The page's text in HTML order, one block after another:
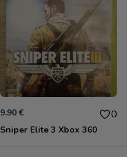
9.90 € 0
Sniper Elite 3 Xbox 360